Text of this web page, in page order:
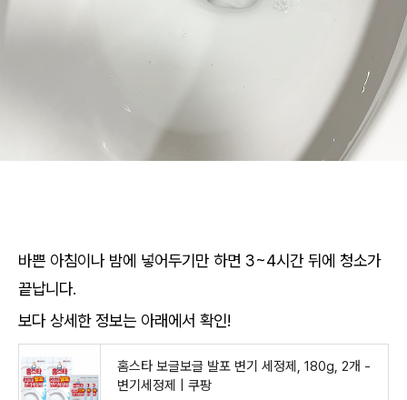
바쁜 아침이나 밤에 넣어두기만 하면 3~4시간 뒤에 청소가
끝납니다.
보다 상세한 정보는 아래에서 확인!
홈스타 보글보글 발포 변기 세정제, 180g, 2개 -
변기세정제 | 쿠팡